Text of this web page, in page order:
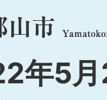
menu
年5